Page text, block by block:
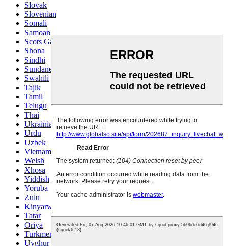
Slovak
Slovenian
Somali
Samoan
Scots Gaelic
Shona
Sindhi
Sundanese
Swahili
Tajik
Tamil
Telugu
Thai
Ukrainian
Urdu
Uzbek
Vietnamese
Welsh
Xhosa
Yiddish
Yoruba
Zulu
Kinyarwanda
Tatar
Oriya
Turkmen
Uyghur